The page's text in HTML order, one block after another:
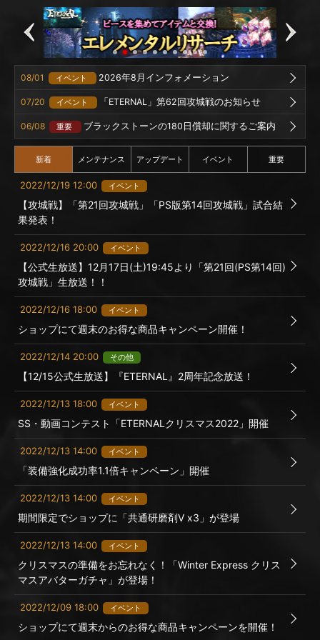
08/01 イベント 2026年8月インフォメーション
07/20 イベント 「ETERNAL」第62回攻城戦のお知らせ
06/08 重要 ブラックストーンの180日償却に関するご案内
新着 メンテナンス アップデート イベント 重要
2022/12/19 12:00 イベント
【攻城戦】「第21回攻城戦」「PS版第14回攻城戦」試合結
果発表！
2022/12/16 20:00 イベント
【公式生放送】12月17日(土)19:45より「第21回(PS第14回)
攻城戦」生放送！！
2022/12/16 18:00 イベント
ショップにて週末のお得な商品キャンペーン開催！
2022/12/14 20:00 その他
【12/15公式生放送】『ETERNAL』2周年記念放送！
2022/12/13 18:00 イベント
SS・動画コンテスト「ETERNALクリスマス2022」開催
2022/12/13 14:00 イベント
「装備強化成功率1.1倍キャンペーン」開催
2022/12/13 14:00 イベント
期間限定でショップに「共通研磨剤Ⅴ x3」が登場
2022/12/13 14:00 イベント
クリスマスの準備をお忘れなく！「Winter Express クリス
マスアバターガチャ」が登場！
2022/12/09 18:00 イベント
ショップにて週末からのお得な商品キャンペーンを開催！